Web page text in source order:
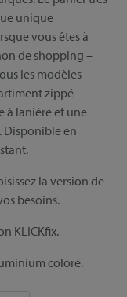
unique
vous êtes à
de shopping –
les modèles
zippé
à lanière et une
Disponible en
la version de
besoins.
KLICKfix.
coloré.